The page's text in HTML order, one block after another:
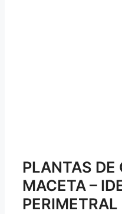
PLANTAS DE
MACETA –
PERIMETRAL